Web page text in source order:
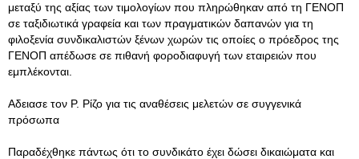
μεταξύ της αξίας των τιμολογίων που πληρώθηκαν από τη ΓΕΝΟΠ
σε ταξιδιωτικά γραφεία και των πραγματικών δαπανών για τη
φιλοξενία συνδικαλιστών ξένων χωρών τις οποίες ο πρόεδρος της
ΓΕΝΟΠ απέδωσε σε πιθανή φοροδιαφυγή των εταιρειών που
εμπλέκονται.
Αδειασε τον Ρ. Ρίζο για τις αναθέσεις μελετών σε συγγενικά
πρόσωπα
Παραδέχθηκε πάντως ότι το συνδικάτο έχει δώσει δικαιώματα και